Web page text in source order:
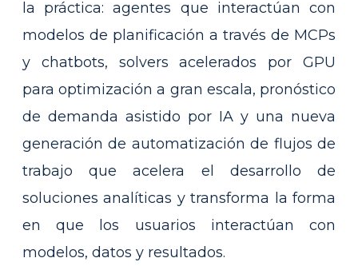
la práctica: agentes que interactúan con
modelos de planificación a través de MCPs
y chatbots, solvers acelerados por GPU
para optimización a gran escala, pronóstico
de demanda asistido por IA y una nueva
generación de automatización de flujos de
trabajo que acelera el desarrollo de
soluciones analíticas y transforma la forma
en que los usuarios interactúan con
modelos, datos y resultados.